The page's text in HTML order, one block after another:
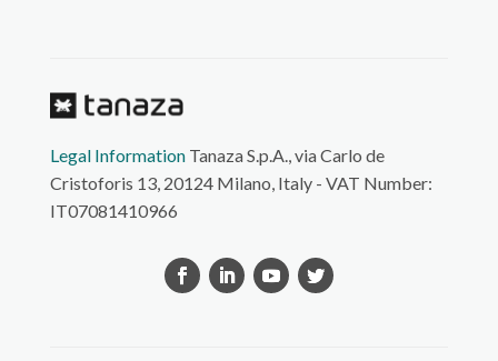
Legal InformationTanaza S.p.A., via Carlo de
Cristoforis 13, 20124 Milano, Italy - VAT Number:
IT07081410966